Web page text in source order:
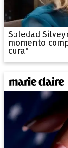
Soledad
momento
cura"